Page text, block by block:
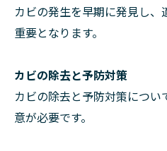
カビの発生を早期に発見し
重要となります。
カビの除去と予防対策
カビの除去と予防対策につ
意が必要です。